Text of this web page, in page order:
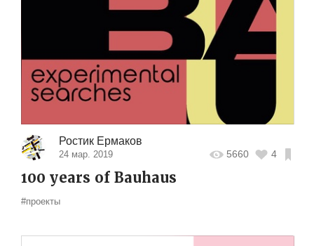
Ростик Ермаков
24 мар. 2019 5660 4
100 years of Bauhaus
#проекты